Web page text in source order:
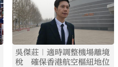
吳傑莊｜適時調整機場離境
稅 確保香港航空樞紐地位